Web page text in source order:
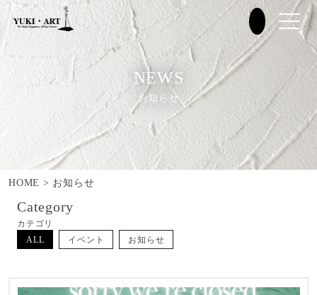
NEWS
お知らせ
HOME > お知らせ
Category
カテゴリ
ALL
イベント お知らせ